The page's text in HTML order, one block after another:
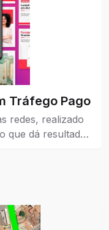
Tráfego Pago
redes, realizado
que dá resultados